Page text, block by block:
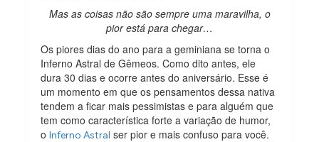
Mas as coisas não são sempre uma maravilha, o
pior está para chegar…
Os piores dias do ano para a geminiana se torna o
Inferno Astral de Gêmeos. Como dito antes, ele
dura 30 dias e ocorre antes do aniversário. Esse é
um momento em que os pensamentos dessa nativa
tendem a ficar mais pessimistas e para alguém que
tem como característica forte a variação de humor,
oInferno Astral ser pior e mais confuso para você.